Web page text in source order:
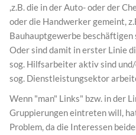
,z.B. die in der Auto- oder der
oder die Handwerker gemeint,
Bauhauptgewerbe beschäftigen
Oder sind damit in erster Linie
sog. Hilfsarbeiter aktiv sind
sog. Dienstleistungsektor
Wenn "man" Links" bzw. in der
Gruppierungen eintreten will,
Problem, da die Interessen